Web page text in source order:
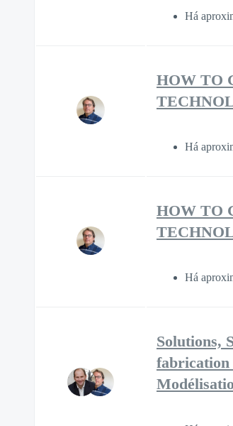
Há
HOW TO
Há
HOW TO
Há
Solutions,
fabrication